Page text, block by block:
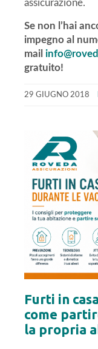
assicurazione.
Se non l’hai
impegno al
mail
gratuito!
29 GIUGNO 2018
Furti in
come
la propria